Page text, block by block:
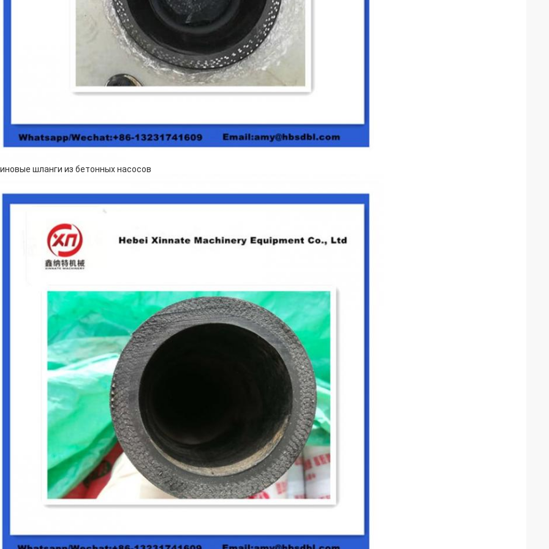
шланги из бетонных насосов